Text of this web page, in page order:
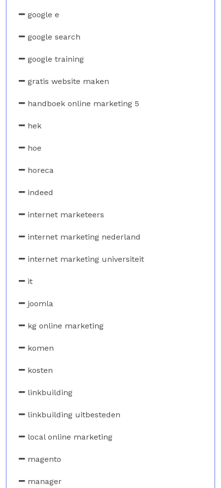
google e
google search
google training
gratis website maken
handboek online marketing 5
hek
hoe
horeca
indeed
internet marketeers
internet marketing nederland
internet marketing universiteit
it
joomla
kg online marketing
komen
kosten
linkbuilding
linkbuilding uitbesteden
local online marketing
magento
manager